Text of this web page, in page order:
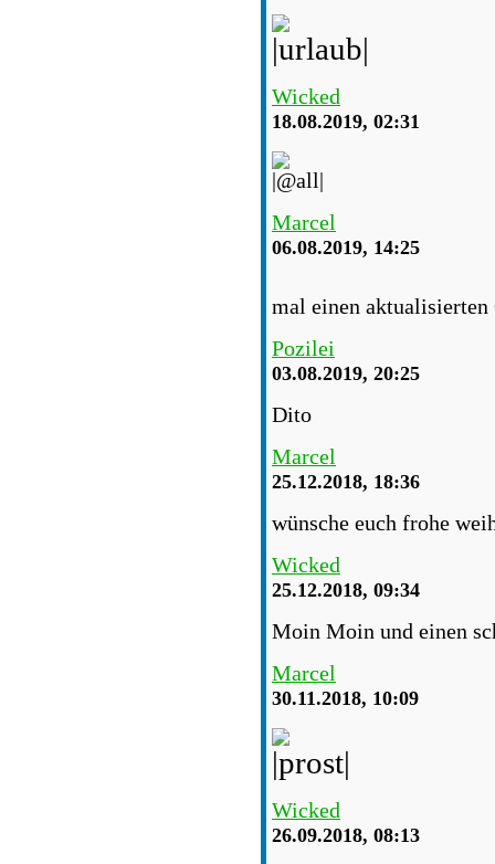
Wicked
18.08.2019, 02:31
Marcel
06.08.2019, 14:25
mal einen
Pozilei
03.08.2019, 20:25
Dito
Marcel
25.12.2018, 18:36
wünsche euch frohe
Wicked
25.12.2018, 09:34
Moin Moin und einen
Marcel
30.11.2018, 10:09
Wicked
26.09.2018, 08:13